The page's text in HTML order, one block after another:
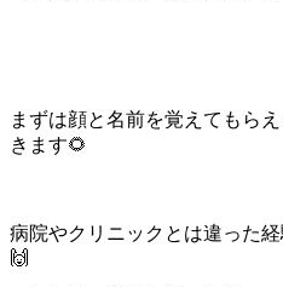
まずは顔と名前を覚えてもら
きます🌻
病院やクリニックとは違った
🙌